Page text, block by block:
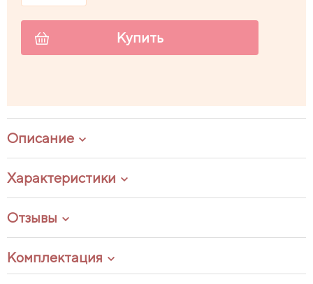
Купить
Описание
Характеристики
Отзывы
Комплектация